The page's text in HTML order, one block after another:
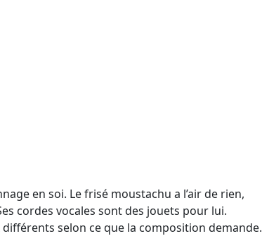
en soi. Le frisé moustachu a l’air de rien,
cordes vocales sont des jouets pour lui.
selon ce que la composition demande.